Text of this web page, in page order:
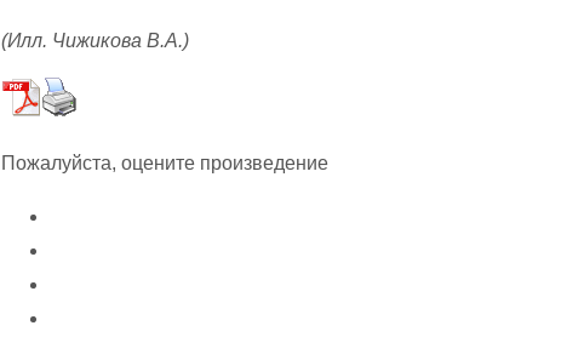
(Илл. Чижикова В.А.)
Пожалуйста, оцените произведение